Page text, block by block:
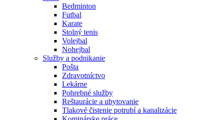
Bedminton
Futbal
Karate
Stolný tenis
Volejbal
Nohejbal
Služby a podnikanie
Pošta
Zdravotníctvo
Lekárne
Pohrebné služby
Reštaurácie a ubytovanie
Tlakové čistenie potrubí a kanalizácie